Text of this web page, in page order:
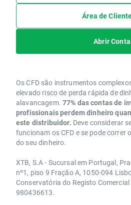
Área de
Abrir Conta
Os CFD são instrumentos
elevado risco de perda rápida de
alavancagem. 77% das contas de
profissionais perdem dinheiro
este distribuidor. Deve considerar
funcionam os CFD e se pode correr
do seu dinheiro.
XTB, S.A - Sucursal em Portugal,
nº1, piso 9 Fração A, 1050-094
Conservatória do Registo
980436613.